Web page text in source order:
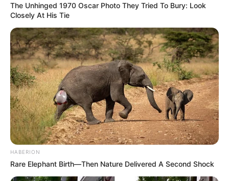
The Unhinged 1970 Oscar Photo They Tried To Bury: Look
Closely At His Tie
HABERION
Rare Elephant Birth—Then Nature Delivered A Second Shock